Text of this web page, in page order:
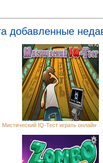
добавленные
Мистический IQ-Тест играть онлайн